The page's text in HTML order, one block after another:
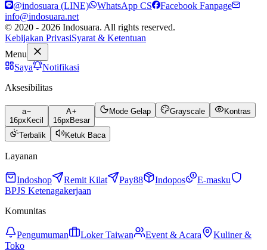
@indosuara (LINE)
WhatsApp CS
Facebook Fanpage
info@indosuara.net
© 2020 - 2026 Indosuara. All rights reserved.
Kebijakan PrivasiSyarat & Ketentuan
Menu
Saya
Notifikasi
Aksesibilitas
a
16px Kecil
A
16px Besar
Mode Gelap Grayscale Kontras
Terbalik Ketuk Baca
Layanan
Indoshop Remit Kilat Pay88 Indopos
E-masku
BPJS Ketenagakerjaan
Komunitas
Pengumuman Loker Taiwan Event & Acara
Kuliner &
Toko